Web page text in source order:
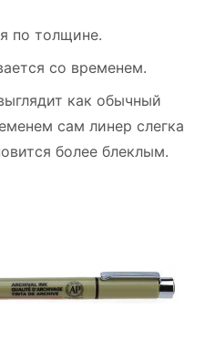
по толщине.
со временем.
как обычный
сам линер слегка
более блеклым.